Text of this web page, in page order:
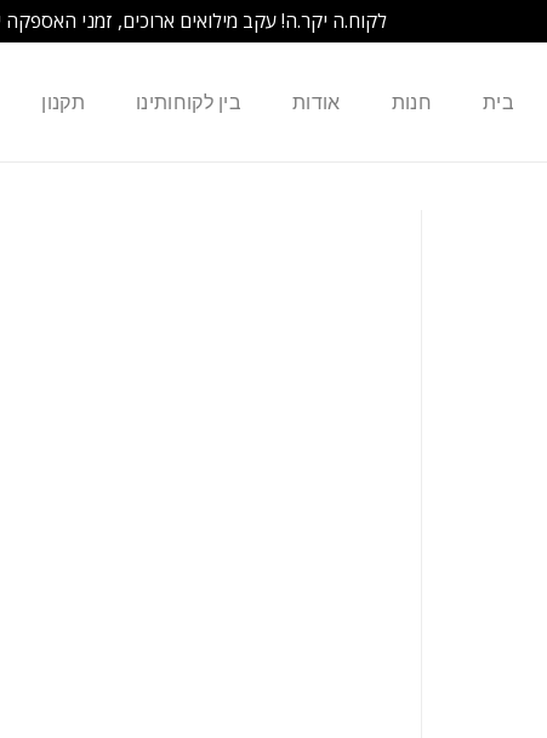
לקוח.ה יקר.ה! עקב מילואים ארוכים, זמני האספקה
בית חנות אודות בין לקוחותינו תקנון